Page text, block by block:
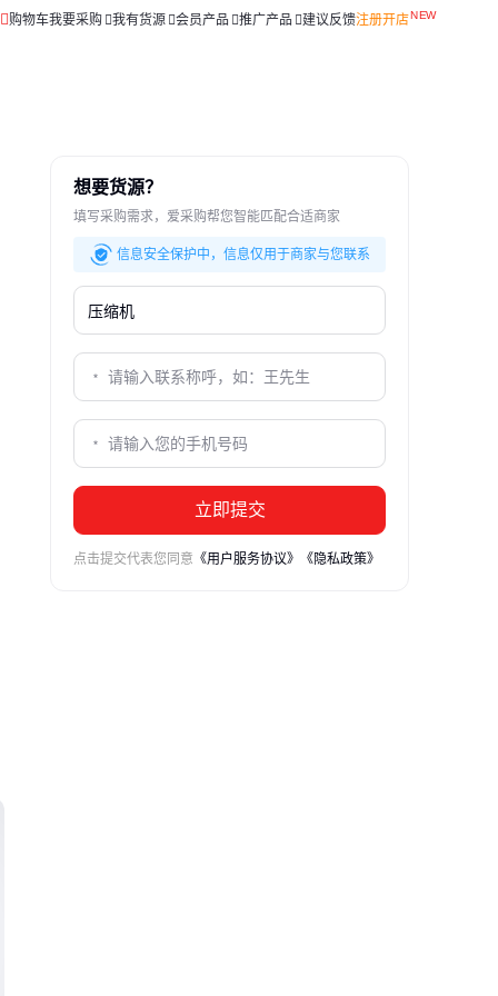
购物车我要采购 我有货源 会员产品 推广产品 建议反馈注册开店
想要货源？
填写采购需求，爱采购帮您智能匹配合适商家
信息安全保护中，信息仅用于商家与您联系
立即提交
点击提交代表您同意 《用户服务协议》 《隐私政策》